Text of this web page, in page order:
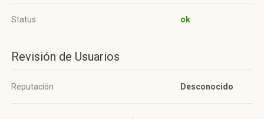
Status ok
Revisión de Usuarios
Reputación Desconocido